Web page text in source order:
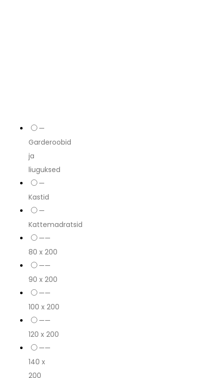
—
Garderoobid
ja
liuguksed
—
Kastid
—
Kattemadratsid
——
80 x 200
——
90 x 200
——
100 x 200
——
120 x 200
——
140 x
200